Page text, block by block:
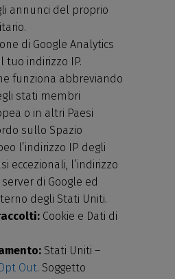
annunci del proprio
di Google Analytics
tuo indirizzo IP.
funziona abbreviando
stati membri
o in altri Paesi
sullo Spazio
l’indirizzo IP degli
eccezionali, l’indirizzo
di Google ed
degli Stati Uniti.
Cookie e Dati di
Stati Uniti –
Out. Soggetto